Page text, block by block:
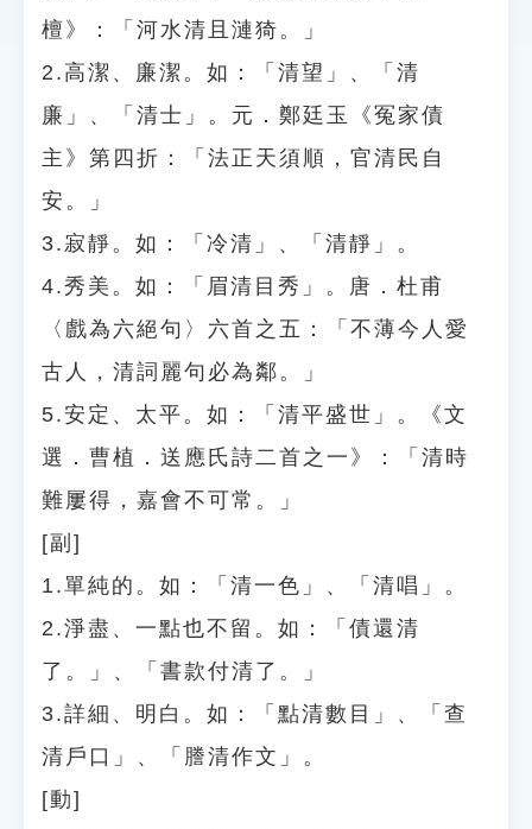
檀》：「河水清且漣猗。」
2.高潔、廉潔。如：「清望」、「清
廉」、「清士」。元．鄭廷玉《冤家債
主》第四折：「法正天須順，官清民自
安。」
3.寂靜。如：「冷清」、「清靜」。
4.秀美。如：「眉清目秀」。唐．杜甫
〈戲為六絕句〉六首之五：「不薄今人愛
古人，清詞麗句必為鄰。」
5.安定、太平。如：「清平盛世」。《文
選．曹植．送應氏詩二首之一》：「清時
難屢得，嘉會不可常。」
[副]
1.單純的。如：「清一色」、「清唱」。
2.淨盡、一點也不留。如：「債還清
了。」、「書款付清了。」
3.詳細、明白。如：「點清數目」、「查
清戶口」、「謄清作文」。
[動]